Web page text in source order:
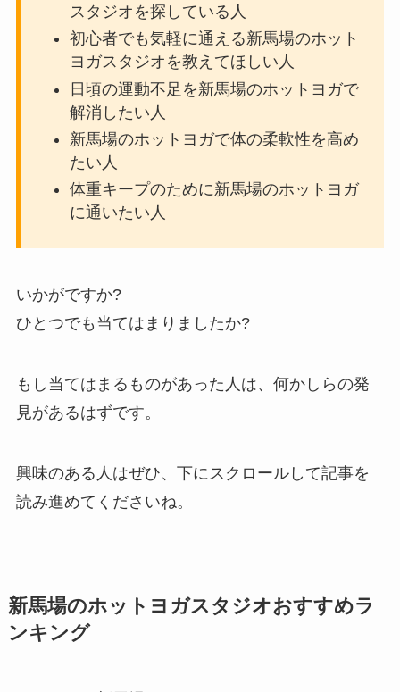
スタジオを探している人
初心者でも気軽に通える新馬場のホット
ヨガスタジオを教えてほしい人
日頃の運動不足を新馬場のホットヨガで
解消したい人
新馬場のホットヨガで体の柔軟性を高め
たい人
体重キープのために新馬場のホットヨガ
に通いたい人
いかがですか?
ひとつでも当てはまりましたか?
もし当てはまるものがあった人は、何かしらの発
見があるはずです。
興味のある人はぜひ、下にスクロールして記事を
読み進めてくださいね。
新馬場のホットヨガスタジオおすすめラ
ンキング